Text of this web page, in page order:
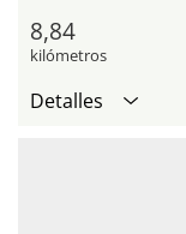
8,84
kilómetros
Detalles